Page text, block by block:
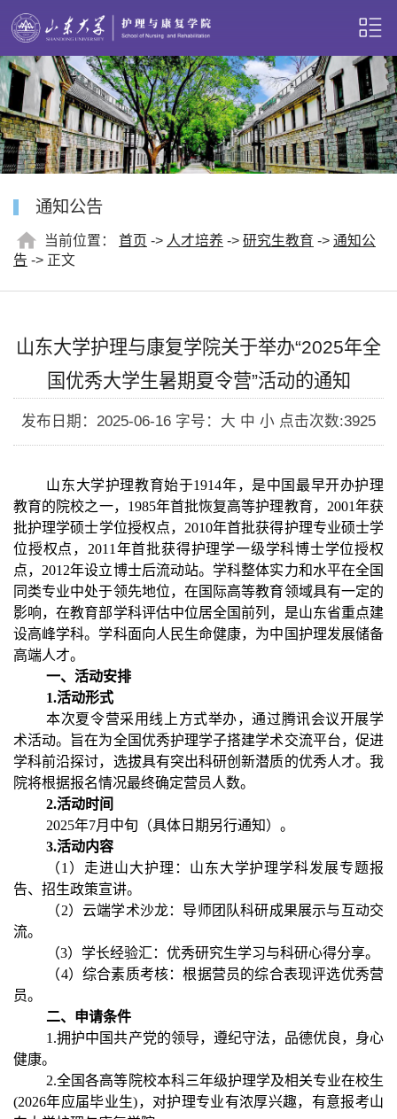
通知公告
当前位置： 首页 -> 人才培养 -> 研究生教育 -> 通知公
告 -> 正文
山东大学护理与康复学院关于举办“2025年全
国优秀大学生暑期夏令营”活动的通知
发布日期：2025-06-16 字号：大 中 小 点击次数:3925
山东大学护理教育始于1914年，是中国最早开办护理
教育的院校之一，1985年首批恢复高等护理教育，2001年获
批护理学硕士学位授权点，2010年首批获得护理专业硕士学
位授权点，2011年首批获得护理学一级学科博士学位授权
点，2012年设立博士后流动站。学科整体实力和水平在全国
同类专业中处于领先地位，在国际高等教育领域具有一定的
影响，在教育部学科评估中位居全国前列，是山东省重点建
设高峰学科。学科面向人民生命健康，为中国护理发展储备
高端人才。
一、活动安排
1.活动形式
本次夏令营采用线上方式举办，通过腾讯会议开展学
术活动。旨在为全国优秀护理学子搭建学术交流平台，促进
学科前沿探讨，选拔具有突出科研创新潜质的优秀人才。我
院将根据报名情况最终确定营员人数。
2.活动时间
2025年7月中旬（具体日期另行通知）。
3.活动内容
（1）走进山大护理：山东大学护理学科发展专题报
告、招生政策宣讲。
（2）云端学术沙龙：导师团队科研成果展示与互动交
流。
（3）学长经验汇：优秀研究生学习与科研心得分享。
（4）综合素质考核：根据营员的综合表现评选优秀营
员。
二、申请条件
1.拥护中国共产党的领导，遵纪守法，品德优良，身心
健康。
2.全国各高等院校本科三年级护理学及相关专业在校生
(2026年应届毕业生)，对护理专业有浓厚兴趣，有意报考山